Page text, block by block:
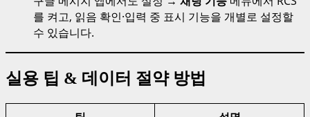
를 켜고, 읽음 확인·입력 중 표시 기능을 개별로 설정할
수 있습니다.
실용 팁 & 데이터 절약 방법